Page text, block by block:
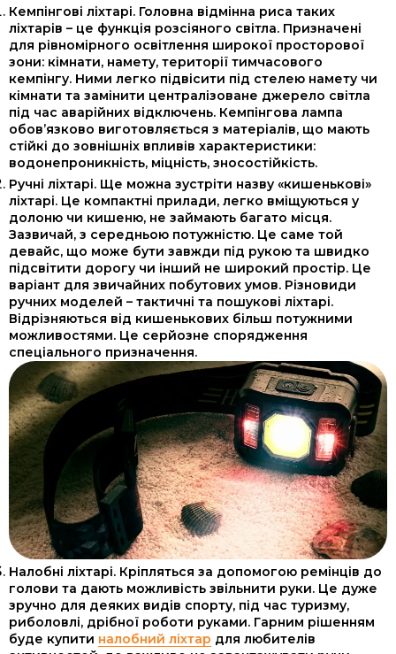
Кемпінгові ліхтарі. Головна відмінна риса таких
ліхтарів – це функція розсіяного світла. Призначені
для рівномірного освітлення широкої просторової
зони: кімнати, намету, території тимчасового
кемпінгу. Ними легко підвісити під стелею намету чи
кімнати та замінити централізоване джерело світла
під час аварійних відключень. Кемпінгова лампа
обов’язково виготовляється з матеріалів, що мають
стійкі до зовнішніх впливів характеристики:
водонепроникність, міцність, зносостійкість.
Ручні ліхтарі. Ще можна зустріти назву «кишенькові»
ліхтарі. Це компактні прилади, легко вміщуються у
долоню чи кишеню, не займають багато місця.
Зазвичай, з середньою потужністю. Це саме той
девайс, що може бути завжди під рукою та швидко
підсвітити дорогу чи інший не широкий простір. Це
варіант для звичайних побутових умов. Різновиди
ручних моделей – тактичні та пошукові ліхтарі.
Відрізняються від кишенькових більш потужними
можливостями. Це серйозне спорядження
спеціального призначення.
Налобні ліхтарі. Кріпляться за допомогою ремінців до
голови та дають можливість звільнити руки. Це дуже
зручно для деяких видів спорту, під час туризму,
риболовлі, дрібної роботи руками. Гарним рішенням
буде купити налобний ліхтар для любителів